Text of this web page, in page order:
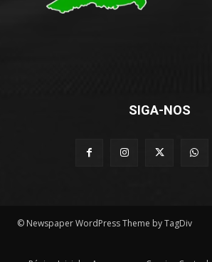
SIGA-NOS
© Newspaper WordPress Theme by TagDiv